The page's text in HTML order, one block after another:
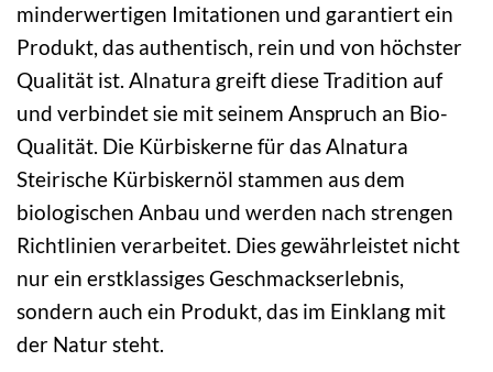
minderwertigen Imitationen und garantiert ein
Produkt, das authentisch, rein und von höchster
Qualität ist. Alnatura greift diese Tradition auf
und verbindet sie mit seinem Anspruch an Bio-
Qualität. Die Kürbiskerne für das Alnatura
Steirische Kürbiskernöl stammen aus dem
biologischen Anbau und werden nach strengen
Richtlinien verarbeitet. Dies gewährleistet nicht
nur ein erstklassiges Geschmackserlebnis,
sondern auch ein Produkt, das im Einklang mit
der Natur steht.